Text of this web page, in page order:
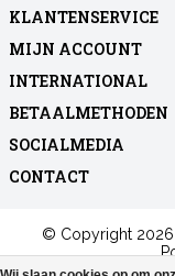
KLANTENSERVICE
MIJN ACCOUNT
INTERNATIONAL
BETAALMETHODEN
SOCIALMEDIA
CONTACT
© Copyright
All